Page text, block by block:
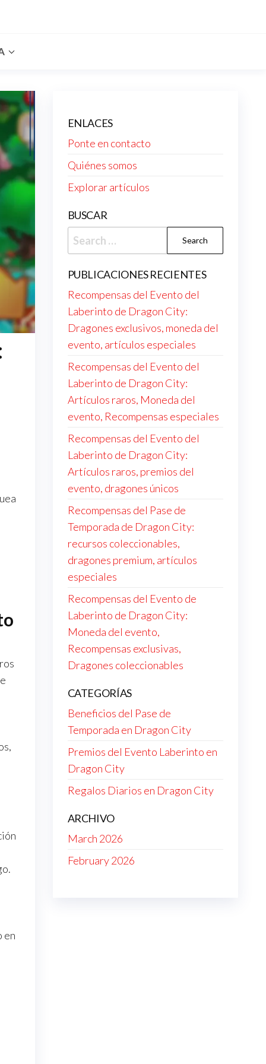
en
ENLACES
Ponte en contacto
Quiénes somos
Explorar artículos
BUSCAR
Search
for:
PUBLICACIONES RECIENTES
Recompensas del Evento del
Laberinto de Dragon City:
Dragones exclusivos, moneda del
evento, artículos especiales
Recompensas del Evento del
Laberinto de Dragon City:
Artículos raros, Moneda del
evento, Recompensas especiales
Recompensas del Evento del
Laberinto de Dragon City:
Artículos raros, premios del
evento, dragones únicos
Recompensas del Pase de
Temporada de Dragon City:
recursos coleccionables,
dragones premium, artículos
especiales
Recompensas del Evento de
Laberinto de Dragon City:
Moneda del evento,
Recompensas exclusivas,
Dragones coleccionables
CATEGORÍAS
Beneficios del Pase de
Temporada en Dragon City
Premios del Evento Laberinto en
Dragon City
Regalos Diarios en Dragon City
ARCHIVO
March 2026
February 2026